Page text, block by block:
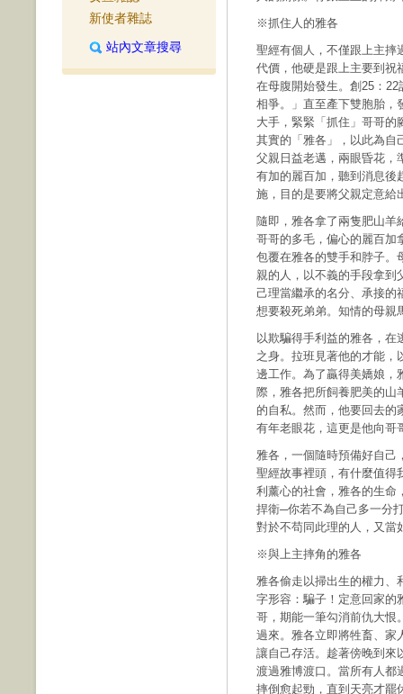
新使者雜誌
站內文章搜尋
※抓住人的雅各
聖經有個人，不僅跟上主摔
代價，他硬是跟上主要到祝
在母腹開始發生。創25：
相爭。」直至產下雙胞胎，
大手，緊緊「抓住」哥哥的
其實的「雅各」，以此為自
父親日益老邁，兩眼昏花，
有加的麗百加，聽到消息後
施，目的是要將父親定意給
隨即，雅各拿了兩隻肥山羊
哥哥的多毛，偏心的麗百加
包覆在雅各的雙手和脖子。
親的人，以不義的手段拿到
己理當繼承的名分、承接的
想要殺死弟弟。知情的母親
以欺騙得手利益的雅各，
之身。拉班見著他的才能，
邊工作。為了贏得美嬌娘，
際，雅各把所飼養肥美的山
的自私。然而，他要回去的
有年老眼花，這更是他向哥
雅各，一個隨時預備好自己
聖經故事裡頭，有什麼值得
利薰心的社會，雅各的生命
捍衛─你若不為自己多一分
對於不苟同此理的人，又當
※與上主摔角的雅各
雅各偷走以掃出生的權力、
字形容：騙子！定意回家的
哥，期能一筆勾消前仇大恨
過來。雅各立即將牲畜、家
讓自己存活。趁著傍晚到來
渡過雅博渡口。當所有人都
摔倒愈起勁，直到天亮才罷